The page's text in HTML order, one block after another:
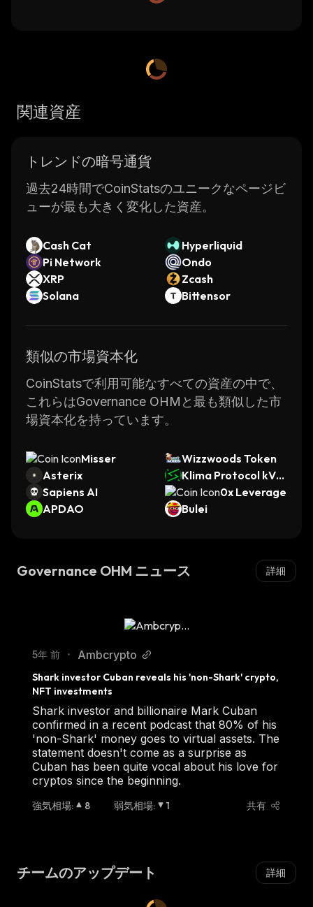
関連資産
トレンドの暗号通貨
過去24時間でCoinStatsのユニークなページビ
ューが最も大きく変化した資産。
Cash Cat
Hyperliquid
Pi Network
Ondo
XRP
Zcash
Solana
Bittensor
類似の市場資本化
CoinStatsで利用可能なすべての資産の中で、
これらはGovernance OHMと最も類似した市
場資本化を持っています。
Misser
Wizzwoods Token
Asterix
Klima Protocol kVC
M
Sapiens AI
0x Leverage
APDAO
Bulei
Governance OHM ニュース 詳細
5年 前 • Ambcrypto
Shark investor Cuban reveals his 'non-Shark' crypto,
NFT investments
Shark investor and billionaire Mark Cuban
confirmed in a recent podcast that 80% of his
'non-Shark' money goes to virtual assets. The
statement doesn't come as a surprise as
Cuban has been quite vocal about his love for
cryptos since the beginning.
強気相場: 8 弱気相場: 1 共有
チームのアップデート 詳細